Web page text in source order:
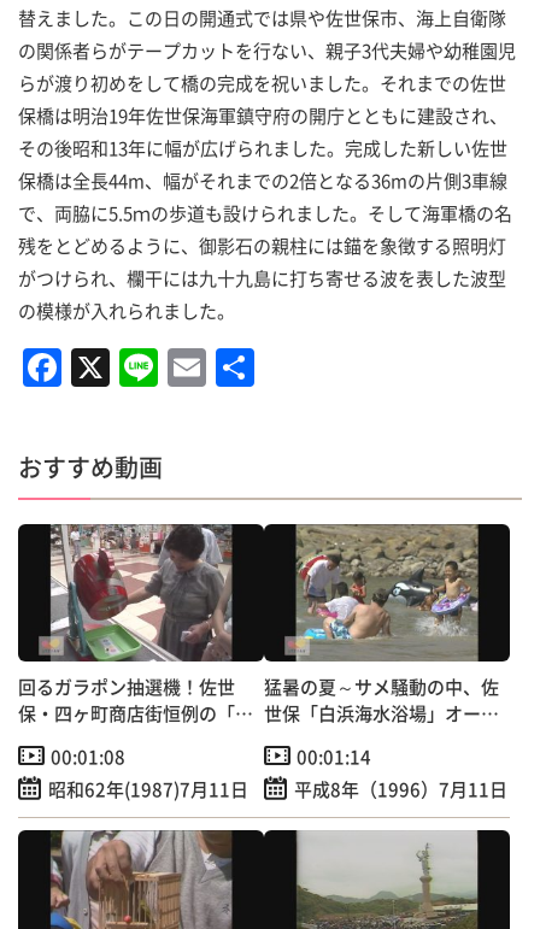
替えました。この日の開通式では県や佐世保市、海上自衛隊
の関係者らがテープカットを行ない、親子3代夫婦や幼稚園児
らが渡り初めをして橋の完成を祝いました。それまでの佐世
保橋は明治19年佐世保海軍鎮守府の開庁とともに建設され、
その後昭和13年に幅が広げられました。完成した新しい佐世
保橋は全長44m、幅がそれまでの2倍となる36mの片側3車線
で、両脇に5.5ｍの歩道も設けられました。そして海軍橋の名
残をとどめるように、御影石の親柱には錨を象徴する照明灯
がつけられ、欄干には九十九島に打ち寄せる波を表した波型
の模様が入れられました。
F
a
c
e
b
o
o
k
X Li
n
e
E
m
l
おすすめ動画
回るガラポン抽選機！佐世
保・四ヶ町商店街恒例の「中
00:01:08
昭和62年(1987)7月11日
猛暑の夏～サメ騒動の中、佐
世保「白浜海水浴場」オープ
00:01:14
平成8年（1996）7月11日